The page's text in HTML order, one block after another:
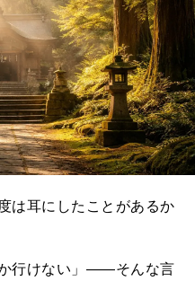
は耳にしたことがあるか
か行けない」――そんな言